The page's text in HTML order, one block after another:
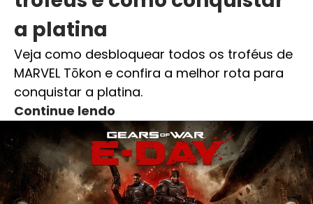
a platina
Veja como desbloquear todos os troféus de
MARVEL Tōkon e confira a melhor rota para
conquistar a platina.
Continue lendo